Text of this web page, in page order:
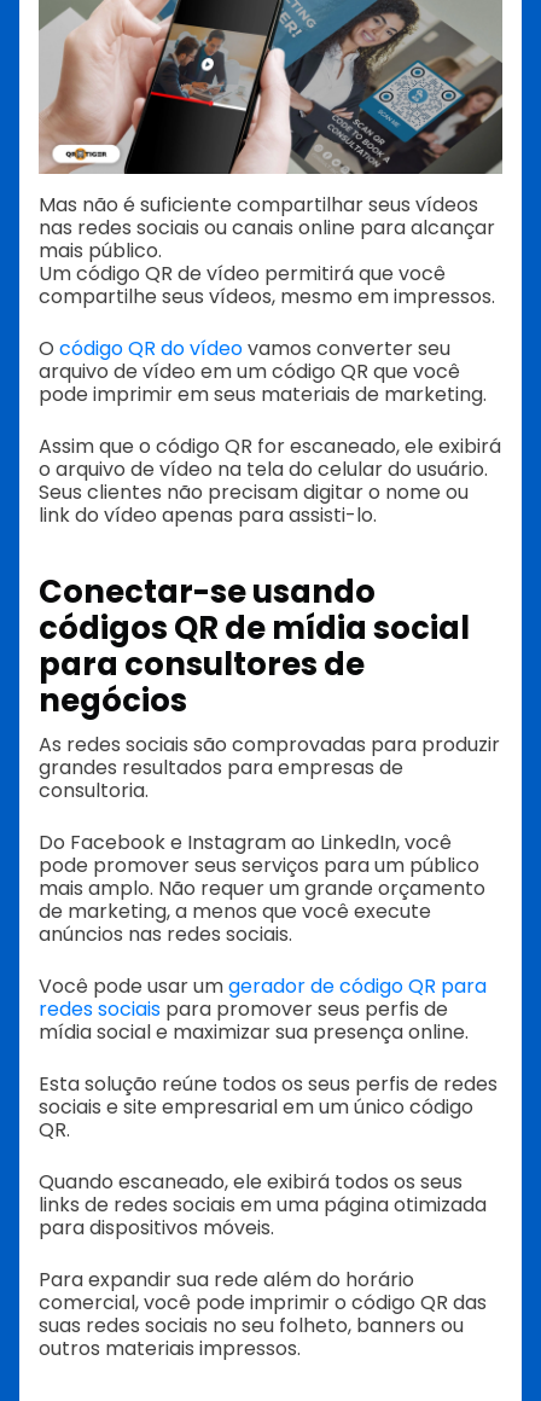
Mas não é suficiente compartilhar seus vídeos
nas redes sociais ou canais online para alcançar
mais público.
Um código QR de vídeo permitirá que você
compartilhe seus vídeos, mesmo em impressos.
O código QR do vídeovamos converter seu
arquivo de vídeo em um código QR que você
pode imprimir em seus materiais de marketing.
Assim que o código QR for escaneado, ele exibirá
o arquivo de vídeo na tela do celular do usuário.
Seus clientes não precisam digitar o nome ou
link do vídeo apenas para assisti-lo.
Conectar-se usando
códigos QR de mídia social
para consultores de
negócios
As redes sociais são comprovadas para produzir
grandes resultados para empresas de
consultoria.
Do Facebook e Instagram ao LinkedIn, você
pode promover seus serviços para um público
mais amplo. Não requer um grande orçamento
de marketing, a menos que você execute
anúncios nas redes sociais.
Você pode usar umgerador de código QR para
redes sociais para promover seus perfis de
mídia social e maximizar sua presença online.
Esta solução reúne todos os seus perfis de redes
sociais e site empresarial em um único código
QR.
Quando escaneado, ele exibirá todos os seus
links de redes sociais em uma página otimizada
para dispositivos móveis.
Para expandir sua rede além do horário
comercial, você pode imprimir o código QR das
suas redes sociais no seu folheto, banners ou
outros materiais impressos.